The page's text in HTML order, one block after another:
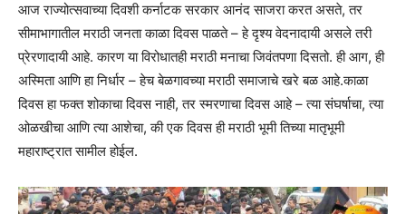
आज राज्योत्सवाच्या दिवशी कर्नाटक सरकार आनंद साजरा करत असते, तर
सीमाभागातील मराठी जनता काळा दिवस पाळते – हे दृश्य वेदनादायी असले तरी
प्रेरणादायी आहे. कारण या विरोधातही मराठी मनाचा जिवंतपणा दिसतो. ही आग, ही
अस्मिता आणि हा निर्धार – हेच बेळगावच्या मराठी समाजाचे खरे बळ आहे.काळा
दिवस हा फक्त शोकाचा दिवस नाही, तर स्मरणाचा दिवस आहे – त्या संघर्षाचा, त्या
ओळखीचा आणि त्या आशेचा, की एक दिवस ही मराठी भूमी तिच्या मातृभूमी
महाराष्ट्रात सामील होईल.